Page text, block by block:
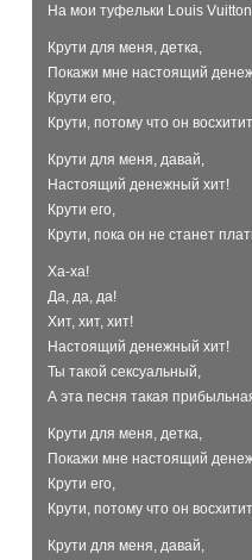
На мои туфельки Louis
Крути для меня, детка,
Покажи мне настоящий
Крути его,
Крути, потому что он
Крути для меня, давай,
Настоящий денежный хит!
Крути его,
Крути, пока он не станет
Ха-ха!
Да, да, да!
Хит, хит, хит!
Настоящий денежный хит!
Ты такой сексуальный,
А эта песня такая
Крути для меня, детка,
Покажи мне настоящий
Крути его,
Крути, потому что он
Крути для меня, давай,